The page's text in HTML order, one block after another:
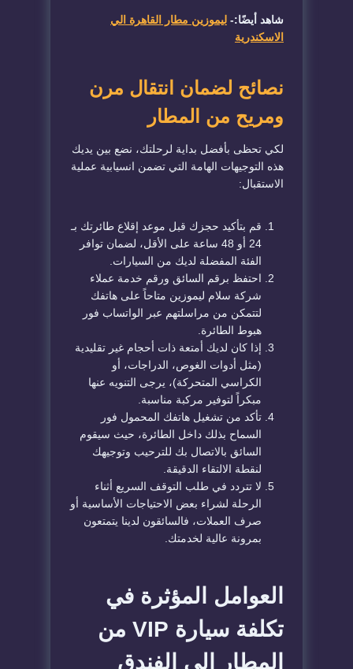
شاهد أيضًا:- ليموزين مطار القاهرة الي
الاسكندرية
نصائح لضمان انتقال مرن
ومريح من المطار
لكي تحظى بأفضل بداية لرحلتك، نضع بين يديك
هذه التوجيهات الهامة التي تضمن انسيابية عملية
الاستقبال:
قم بتأكيد حجزك قبل موعد إقلاع طائرتك بـ
24 أو 48 ساعة على الأقل، لضمان توافر
الفئة المفضلة لديك من السيارات.
احتفظ برقم السائق ورقم خدمة عملاء
شركة سلام ليموزين متاحاً على هاتفك
لتتمكن من مراسلتهم عبر الواتساب فور
هبوط الطائرة.
إذا كان لديك أمتعة ذات أحجام غير تقليدية
(مثل أدوات الغوص، الدراجات، أو
الكراسي المتحركة)، يرجى التنويه عنها
مبكراً لتوفير مركبة مناسبة.
تأكد من تشغيل هاتفك المحمول فور
السماح بذلك داخل الطائرة، حيث سيقوم
السائق بالاتصال بك للترحيب وتوجيهك
لنقطة الالتقاء الدقيقة.
لا تتردد في طلب التوقف السريع أثناء
الرحلة لشراء بعض الاحتياجات الأساسية أو
صرف العملات، فالسائقون لدينا يتمتعون
بمرونة عالية لخدمتك.
العوامل المؤثرة في
تكلفة سيارة VIP من
المطار إلى الفندق